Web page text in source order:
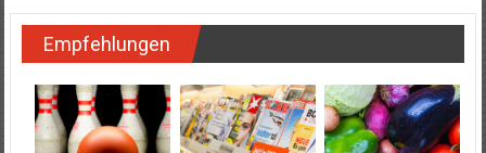
Empfehlungen